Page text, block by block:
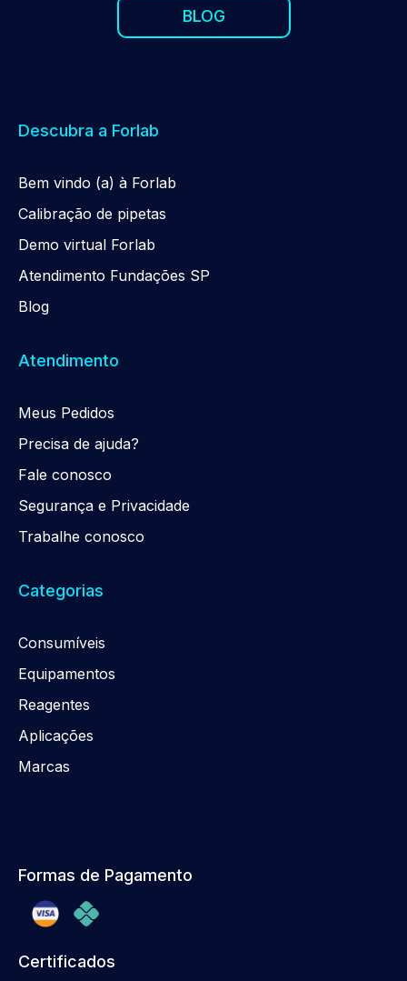
BLOG
Descubra a Forlab
Bem vindo (a) à Forlab
Calibração de pipetas
Demo virtual Forlab
Atendimento Fundações SP
Blog
Atendimento
Meus Pedidos
Precisa de ajuda?
Fale conosco
Segurança e Privacidade
Trabalhe conosco
Categorias
Consumíveis
Equipamentos
Reagentes
Aplicações
Marcas
Formas de Pagamento
Certificados